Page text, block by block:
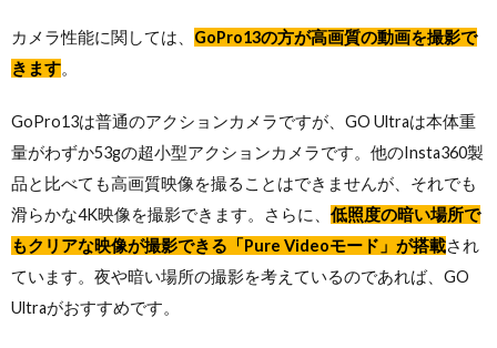
カメラ性能に関しては、 GoPro13の方が高画質の動画を撮影で
きます。
GoPro13は普通のアクションカメラですが、GO Ultraは本体重
量がわずか53gの超小型アクションカメラです。他のInsta360製
品と比べても高画質映像を撮ることはできませんが、それでも
滑らかな4K映像を撮影できます。さらに、 低照度の暗い場所で
もクリアな映像が撮影できる「Pure Videoモード」が搭載され
ています。夜や暗い場所の撮影を考えているのであれば、GO
Ultraがおすすめです。